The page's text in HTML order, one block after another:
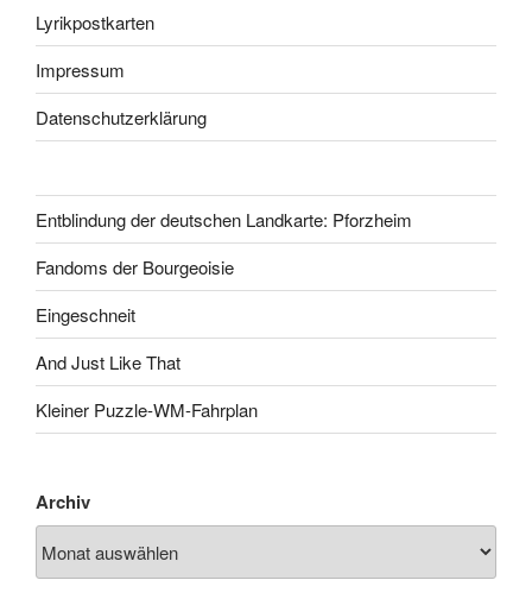
Lyrikpostkarten
Impressum
Datenschutzerklärung
Entblindung der deutschen Landkarte: Pforzheim
Fandoms der Bourgeoisie
Eingeschneit
And Just Like That
Kleiner Puzzle-WM-Fahrplan
Archiv